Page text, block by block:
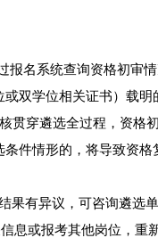
名系统查询资格初审情
双学位相关证书）载明
贯穿遴选全过程，资格
件情形的，将导致资格
有异议，可咨询遴选
息或报考其他岗位，重